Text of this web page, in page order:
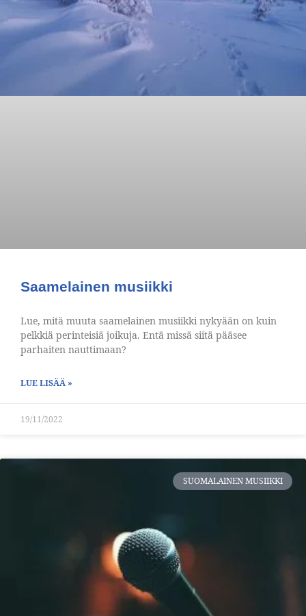
Saamelainen musiikki
Lue, mitä muuta saamelainen musiikki nykyään on kuin
pelkkiä perinteisiä joikuja. Entä missä siitä pääsee
parhaiten nauttimaan?
LUE LISÄÄ »
19/11/2022
SUOMALAINEN MUSIIKKI